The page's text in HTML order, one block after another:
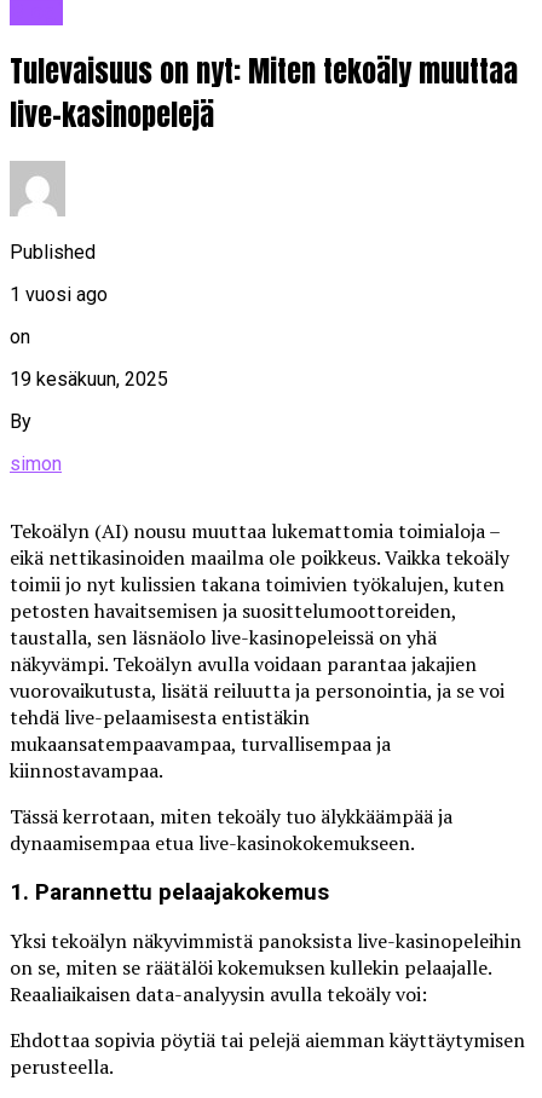
Tulevaisuus on nyt: Miten tekoäly muuttaa
live-kasinopelejä
Published
1 vuosi ago
on
19 kesäkuun, 2025
By
simon
Tekoälyn (AI) nousu muuttaa lukemattomia toimialoja –
eikä nettikasinoiden maailma ole poikkeus. Vaikka tekoäly
toimii jo nyt kulissien takana toimivien työkalujen, kuten
petosten havaitsemisen ja suosittelumoottoreiden,
taustalla, sen läsnäolo live-kasinopeleissä on yhä
näkyvämpi. Tekoälyn avulla voidaan parantaa jakajien
vuorovaikutusta, lisätä reiluutta ja personointia, ja se voi
tehdä live-pelaamisesta entistäkin
mukaansatempaavampaa, turvallisempaa ja
kiinnostavampaa.
Tässä kerrotaan, miten tekoäly tuo älykkäämpää ja
dynaamisempaa etua live-kasinokokemukseen.
1. Parannettu pelaajakokemus
Yksi tekoälyn näkyvimmistä panoksista live-kasinopeleihin
on se, miten se räätälöi kokemuksen kullekin pelaajalle.
Reaaliaikaisen data-analyysin avulla tekoäly voi:
Ehdottaa sopivia pöytiä tai pelejä aiemman käyttäytymisen
perusteella.